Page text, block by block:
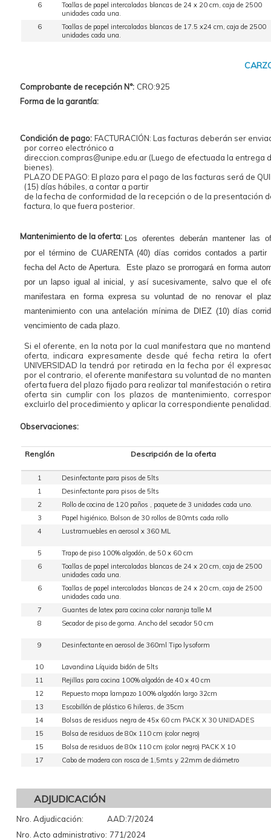
6
Toallas de papel intercaladas blancas de 24 x 20 cm, caja de 2500
unidades cada una.
6
Toallas de papel intercaladas blancas de 17.5 x24 cm, caja de 2500
unidades cada una.
Comprobante de recepción N°: CRO:925
Forma de la garantía:
Condición de pago: FACTURACIÓN: Las facturas deberán ser
por correo electrónico a
direccion.compras@unipe.edu.ar (Luego de efectuada la entrega
bienes).
PLAZO DE PAGO: El plazo para el pago de las facturas será de
(15) días hábiles, a contar a partir
de la fecha de conformidad de la recepción o de la presentación
factura, lo que fuera posterior.
Mantenimiento de la oferta: Los oferentes deberán mantener las
por el término de CUARENTA (40) días corridos contados a partir
fecha del Acto de Apertura. Este plazo se prorrogará en forma
por un lapso igual al inicial, y así sucesivamente, salvo que el
manifestara en forma expresa su voluntad de no renovar el
mantenimiento con una antelación mínima de DIEZ (10) días
vencimiento de cada plazo.
Si el oferente, en la nota por la cual manifestara que no
oferta, indicara expresamente desde qué fecha retira la
UNIVERSIDAD la tendrá por retirada en la fecha por él
por el contrario, el oferente manifestara su voluntad de no
oferta fuera del plazo fijado para realizar tal manifestación o
oferta sin cumplir con los plazos de mantenimiento,
excluirlo del procedimiento y aplicar la correspondiente penalidad.
Observaciones:
Renglón Descripción de la oferta
1
Desinfectante para pisos de 5lts
1
Desinfectante para pisos de 5lts
2
Rollo de cocina de 120 paños , paquete de 3 unidades cada uno.
3
Papel higiénico, Bolson de 30 rollos de 80mts cada rollo
4
Lustramuebles en aerosol x 360 ML
5
Trapo de piso 100% algodón, de 50 x 60 cm
6
Toallas de papel intercaladas blancas de 24 x 20 cm, caja de 2500
unidades cada una.
6
Toallas de papel intercaladas blancas de 24 x 20 cm, caja de 2500
unidades cada una.
7
Guantes de latex para cocina color naranja talle M
8
Secador de piso de goma. Ancho del secador 50 cm
9 Desinfectante en aerosol de 360ml Tipo lysoform
10
Lavandina Líquida bidón de 5lts
11
Rejillas para cocina 100% algodón de 40 x 40 cm
12
Repuesto mopa lampazo 100% algodón largo 32cm
13
Escobillón de plástico 6 hileras, de 35cm
14
Bolsas de residuos negra de 45x 60 cm PACK X 30 UNIDADES
15
Bolsa de residuos de 80x 110 cm (color negro)
15
Bolsa de residuos de 80x 110 cm (color negro) PACK X 10
17
Cabo de madera con rosca de 1,5mts y 22mm de diámetro
ADJUDICACIÓN
Nro. Adjudicación:
AAD:7/2024
Nro. Acto administrativo: 771/2024